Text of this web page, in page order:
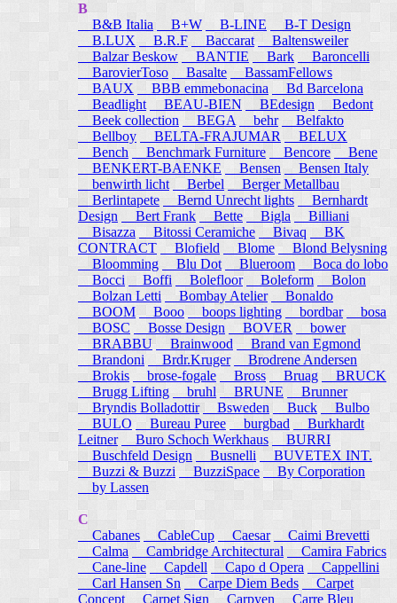
B
B&B Italia
B+W B-LINE
B-T Design
B.LUX
B.R.F Baccarat
Baltensweiler
Balzar Beskow
BANTIE Bark
Baroncelli
BarovierToso
Basalte
BassamFellows
BAUX
BBB emmebonacina
Bd Barcelona
Beadlight
BEAU-BIEN BEdesign
Bedont
Beek collection
BEGA behr
Belfakto
Bellboy
BELTA-FRAJUMAR
BELUX
Bench
Benchmark Furniture Bencore
Bene
BENKERT-BAENKE
Bensen
Bensen Italy
benwirth licht
Berbel
Berger Metallbau
Berlintapete
Bernd Unrecht lights
Bernhardt
Design
Bert Frank Bette Bigla
Billiani
Bisazza
Bitossi Ceramiche Bivaq
BK
CONTRACT
Blofield Blome Blond Belysning
Bloomming
Blu Dot Blueroom
Boca do lobo
Bocci
Boffi Bolefloor Boleform
Bolon
Bolzan Letti
Bombay Atelier
Bonaldo
BOOM
Booo boops lighting bordbar
bosa
BOSC
Bosse Design BOVER
bower
BRABBU
Brainwood
Brand van Egmond
Brandoni
Brdr.Kruger
Brodrene Andersen
Brokis
brose-fogale Bross Bruag
BRUCK
Brugg Lifting
bruhl BRUNE
Brunner
Bryndis Bolladottir
Bsweden Buck
Bulbo
BULO
Bureau Puree burgbad
Burkhardt
Leitner
Buro Schoch Werkhaus
BURRI
Buschfeld Design
Busnelli
BUVETEX INT.
Buzzi & Buzzi
BuzziSpace By Corporation
by Lassen
C
Cabanes
CableCup Caesar
Caimi Brevetti
Calma
Cambridge Architectural
Camira Fabrics
Cane-line
Capdell Capo d Opera
Cappellini
Carl Hansen Sn
Carpe Diem Beds
Carpet
Concept
Carpet Sign Carpyen
Carre Bleu